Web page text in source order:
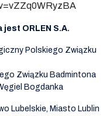
ORLEN S.A.
Polskiego Związku
Związku Badmintona
Bogdanka
Lubelskie, Miasto Lublin